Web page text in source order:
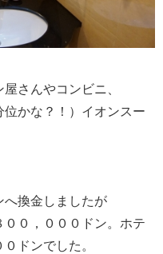
さんやコンビニ、
かな？！）イオンスー
へ換金しましたが
０，０００ドン。ホテ
ドンでした。